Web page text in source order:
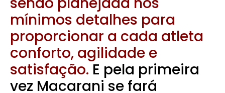
mínimos detalhes para
proporcionar a cada atleta
conforto, agilidade e
satisfação. E pela primeira
vez Macarani se fará